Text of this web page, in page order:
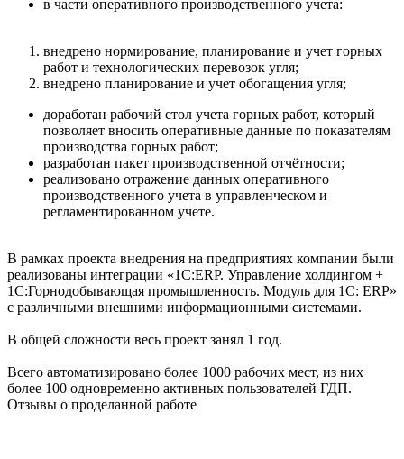
в части оперативного производственного учета:
внедрено нормирование, планирование и учет горных
работ и технологических перевозок угля;
внедрено планирование и учет обогащения угля;
доработан рабочий стол учета горных работ, который
позволяет вносить оперативные данные по показателям
производства горных работ;
разработан пакет производственной отчётности;
реализовано отражение данных оперативного
производственного учета в управленческом и
регламентированном учете.
В рамках проекта внедрения на предприятиях компании были
реализованы интеграции «1C:ERP. Управление холдингом +
1С:Горнодобывающая промышленность. Модуль для 1С: ERP»
с различными внешними информационными системами.
В общей сложности весь проект занял 1 год.
Всего автоматизировано более 1000 рабочих мест, из них
более 100 одновременно активных пользователей ГДП.
Отзывы о проделанной работе